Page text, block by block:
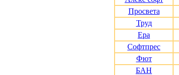
Просвета
Труд
Ера
Софтпрес
Фют
БАН